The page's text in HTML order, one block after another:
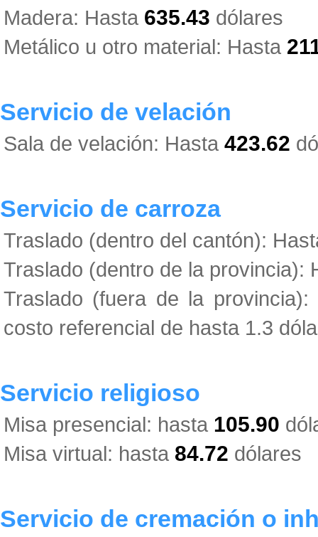
Madera: Hasta 635.43 dólares
Metálico u otro material: Hasta
Servicio de velación
Sala de velación: Hasta 423.62
Servicio de carroza
Traslado (dentro del cantón):
Traslado (dentro de la provincia):
Traslado (fuera de la
costo referencial de hasta 1.3
Servicio religioso
Misa presencial: hasta 105.90
Misa virtual: hasta 84.72 dólares
Servicio de cremación o